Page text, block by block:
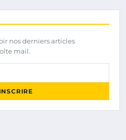
nos derniers articles
mail.